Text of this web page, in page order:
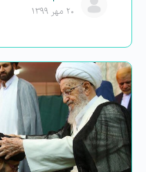
۲۰ مهر ۱۳۹۹